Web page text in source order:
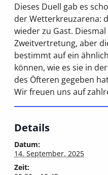
Dieses Duell gab es
der Wetterkreuzarena:
wieder zu Gast.
Zweitvertretung, aber
bestimmt auf ein
können, wie es sie in
des Öfteren gegeben
Wir freuen uns auf
Details
Datum:
14. September. 2025
Zeit: